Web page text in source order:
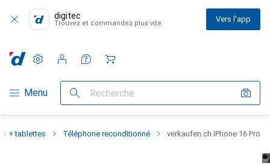
digitec
Trouvez et commandez plus vite Vers l'app
Navigation par catégorie
Menu Recherche
Paramètres
Compte client
Listes de comparaison
Listes d'envies
Panier
+ tablettes Téléphone reconditionné verkaufen.ch iPhone 16 Pro